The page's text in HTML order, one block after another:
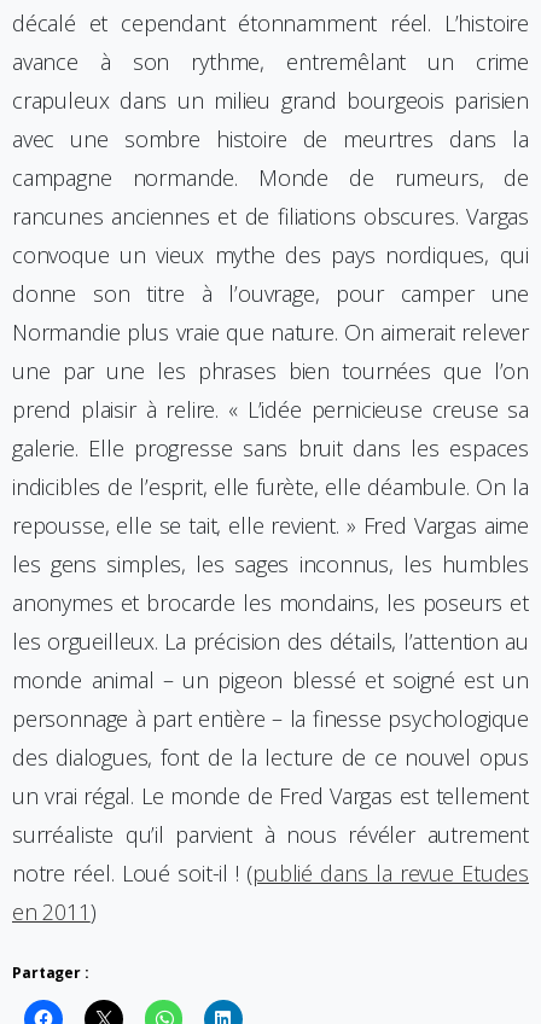
décalé et cependant étonnamment réel. L’histoire
avance à son rythme, entremêlant un crime
crapuleux dans un milieu grand bourgeois parisien
avec une sombre histoire de meurtres dans la
campagne normande. Monde de rumeurs, de
rancunes anciennes et de filiations obscures. Vargas
convoque un vieux mythe des pays nordiques, qui
donne son titre à l’ouvrage, pour camper une
Normandie plus vraie que nature. On aimerait relever
une par une les phrases bien tournées que l’on
prend plaisir à relire. « L’idée pernicieuse creuse sa
galerie. Elle progresse sans bruit dans les espaces
indicibles de l’esprit, elle furète, elle déambule. On la
repousse, elle se tait, elle revient. » Fred Vargas aime
les gens simples, les sages inconnus, les humbles
anonymes et brocarde les mondains, les poseurs et
les orgueilleux. La précision des détails, l’attention au
monde animal – un pigeon blessé et soigné est un
personnage à part entière – la finesse psychologique
des dialogues, font de la lecture de ce nouvel opus
un vrai régal. Le monde de Fred Vargas est tellement
surréaliste qu’il parvient à nous révéler autrement
notre réel. Loué soit-il ! (publié dans la revue Etudes
en 2011)
Partager :